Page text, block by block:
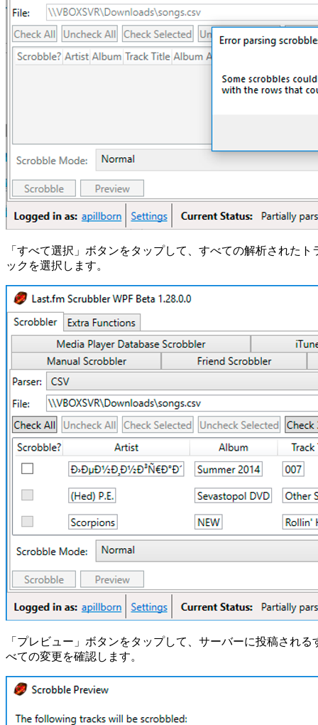
「すべて選択」ボタンをタップして、すべての解析されたト
ックを選択します。
「プレビュー」ボタンをタップして、サーバーに投稿される
べての変更を確認します。